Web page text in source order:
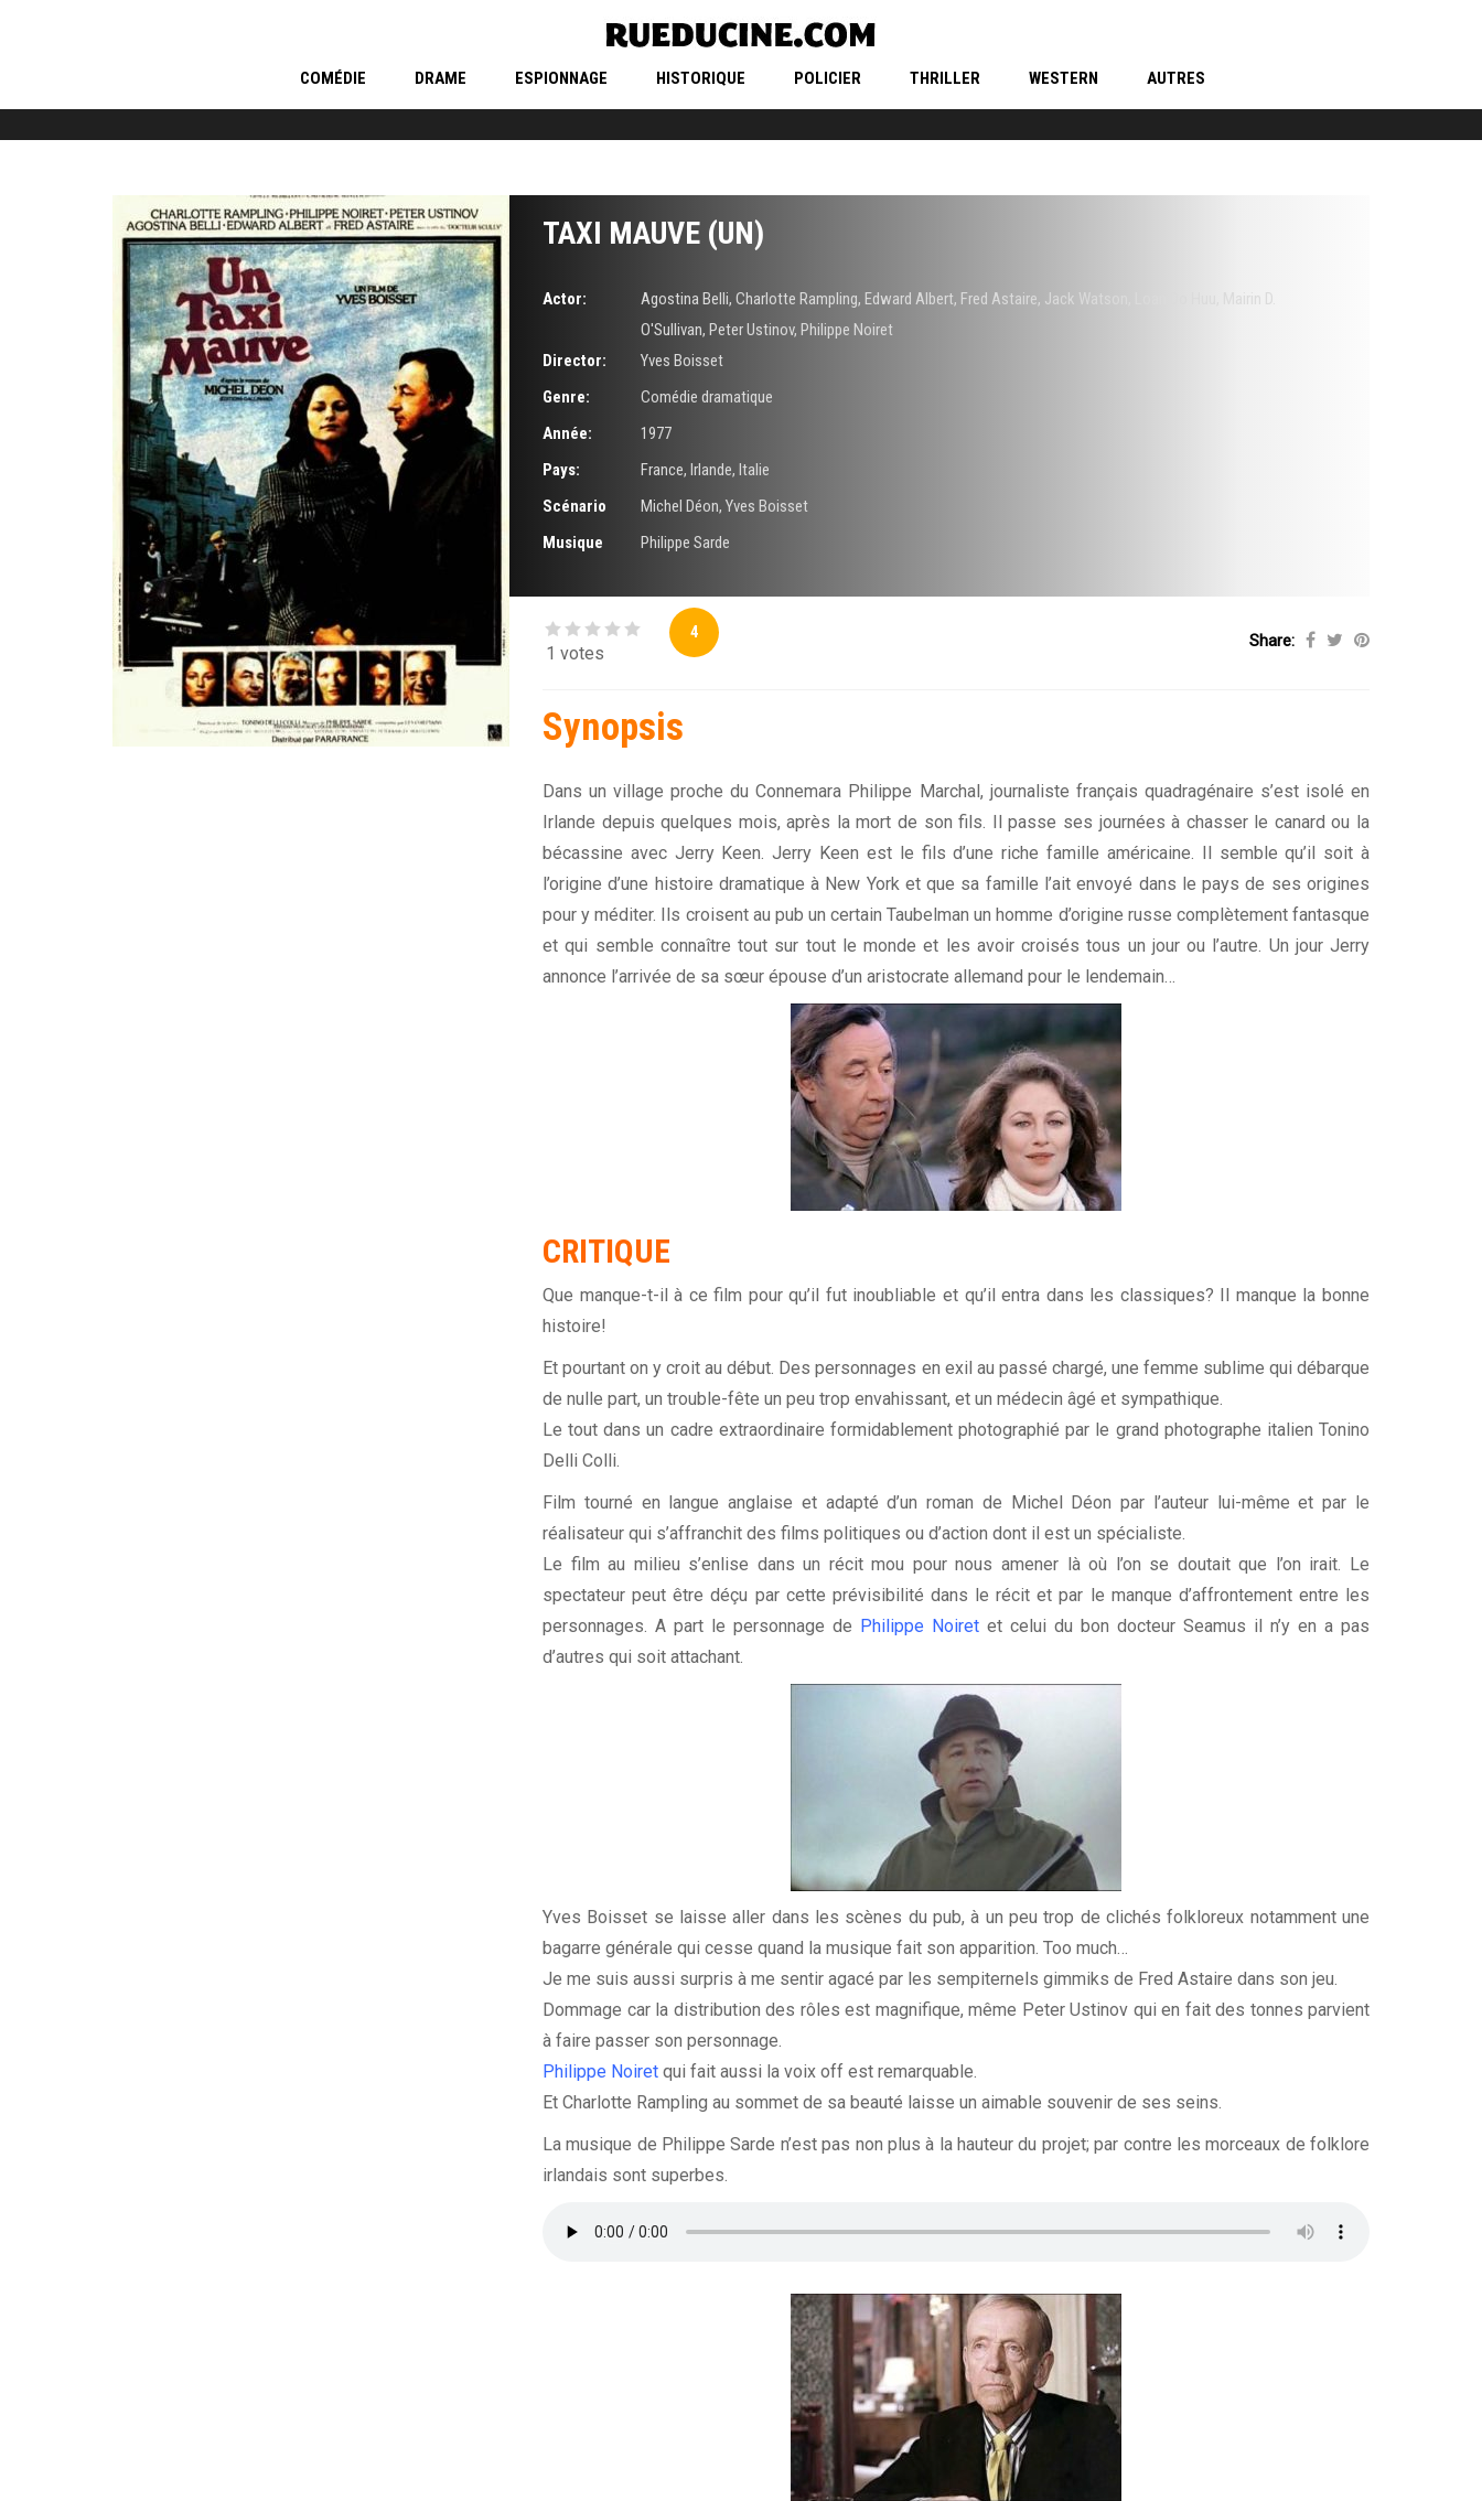
COMÉDIE DRAME ESPIONNAGE HISTORIQUE POLICIER THRILLER WESTERN AUTRES
TAXI MAUVE (UN)
Actor: Agostina Belli, Charlotte Rampling, Edward Albert, Fred Astaire, Jack Watson
Mairin D.
O'Sullivan, Peter Ustinov, Philippe Noiret
Director:
Yves Boisset
Genre:
Comédie dramatique
Année:
1977
Pays:
France, Irlande, Italie
Scénario
Michel Déon, Yves Boisset
Musique
Philippe Sarde
1 votes
4 Share:
Synopsis
Dans un village proche du Connemara Philippe Marchal, journaliste français quadragénaire s’est isolé en
Irlande depuis quelques mois, après la mort de son fils. Il passe ses journées à chasser le canard ou la
bécassine avec Jerry Keen. Jerry Keen est le fils d’une riche famille américaine. Il semble qu’il soit à
l’origine d’une histoire dramatique à New York et que sa famille l’ait envoyé dans le pays de ses origines
pour y méditer. Ils croisent au pub un certain Taubelman un homme d’origine russe complètement fantasque
et qui semble connaître tout sur tout le monde et les avoir croisés tous un jour ou l’autre. Un jour Jerry
annonce l’arrivée de sa sœur épouse d’un aristocrate allemand pour le lendemain…
CRITIQUE
Que manque-t-il à ce film pour qu’il fut inoubliable et qu’il entra dans les classiques? Il manque la bonne
histoire!
Et pourtant on y croit au début. Des personnages en exil au passé chargé, une femme sublime qui débarque
de nulle part, un trouble-fête un peu trop envahissant, et un médecin âgé et sympathique.
Le tout dans un cadre extraordinaire formidablement photographié par le grand photographe italien Tonino
Delli Colli.
Film tourné en langue anglaise et adapté d’un roman de Michel Déon par l’auteur lui-même et par le
réalisateur qui s’affranchit des films politiques ou d’action dont il est un spécialiste.
Le film au milieu s’enlise dans un récit mou pour nous amener là où l’on se doutait que l’on irait. Le
spectateur peut être déçu par cette prévisibilité dans le récit et par le manque d’affrontement entre les
personnages. A part le personnage de Philippe Noiret et celui du bon docteur Seamus il n’y en a pas
d’autres qui soit attachant.
Yves Boisset se laisse aller dans les scènes du pub, à un peu trop de clichés folkloreux notamment une
bagarre générale qui cesse quand la musique fait son apparition. Too much…
Je me suis aussi surpris à me sentir agacé par les sempiternels gimmiks de Fred Astaire dans son jeu.
Dommage car la distribution des rôles est magnifique, même Peter Ustinov qui en fait des tonnes parvient
à faire passer son personnage.
Philippe Noiret qui fait aussi la voix off est remarquable.
Et Charlotte Rampling au sommet de sa beauté laisse un aimable souvenir de ses seins.
La musique de Philippe Sarde n’est pas non plus à la hauteur du projet; par contre les morceaux de folklore
irlandais sont superbes.